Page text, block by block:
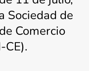
Sociedad de
Comercio
CE).